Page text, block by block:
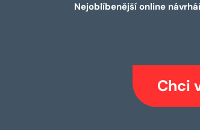
Nejoblíbenější online
Chci